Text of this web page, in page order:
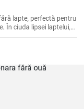
lapte, perfectă pentru
În ciuda lipsei laptelui,